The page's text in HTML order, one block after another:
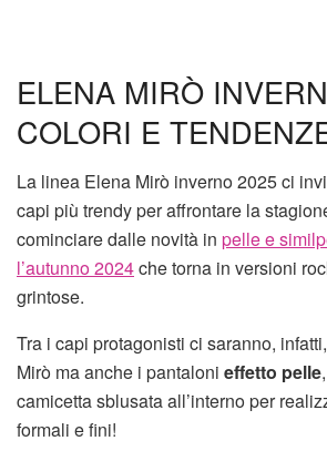
ELENA MIRÒ
COLORI E
La linea Elena Mirò inverno 2025 ci
capi più trendy per affrontare la
cominciare dalle novità in pelle e
l’autunno 2024che torna in versioni
grintose.
Tra i capi protagonisti ci saranno,
Mirò ma anche i pantaloni effetto pelle
camicetta sblusata all’interno per
formali e fini!